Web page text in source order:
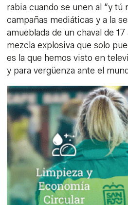
rabia cuando se unen al “y tú
campañas mediáticas y a la
amueblada de un chaval de
mezcla explosiva que solo
es la que hemos visto en
y para vergüenza ante el